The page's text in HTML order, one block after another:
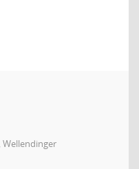
Wellendinger